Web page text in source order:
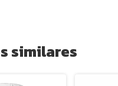
similares